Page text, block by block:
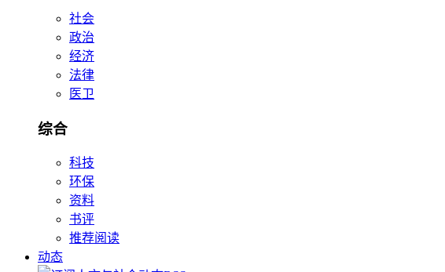
社会
政治
经济
法律
医卫
综合
科技
环保
资料
书评
推荐阅读
动态